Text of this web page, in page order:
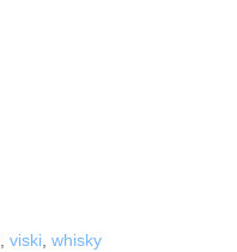
,viski,whisky